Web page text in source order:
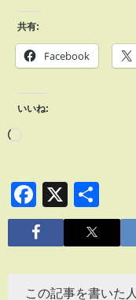
共有:
Facebook
いいね:
Facebook
X
有
この記事を書いた人